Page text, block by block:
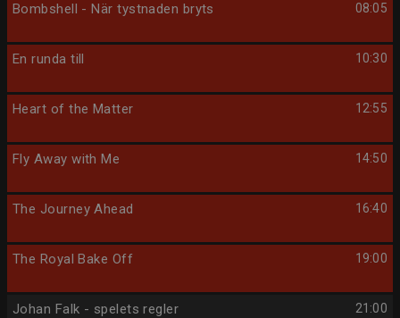
08:05
Bombshell - När tystnaden bryts
10:30
En runda till
12:55
Heart of the Matter
14:50
Fly Away with Me
16:40
The Journey Ahead
19:00
The Royal Bake Off
21:00
Johan Falk - spelets regler